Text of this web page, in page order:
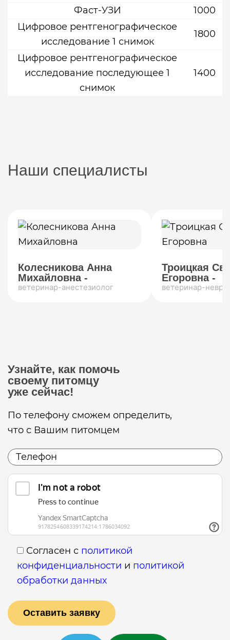
Фаст-УЗИ
1000
Цифровое рентгенографическое
исследование 1 снимок
1800
Цифровое рентгенографическое
исследование последующее 1
снимок
1400
Наши специалисты
Колесникова Анна
Михайловна -
ветеринар-анестезиолог
Троицкая
Егоровна -
ветеринар-
Узнайте, как помочь
своему питомцу
уже сейчас!
По телефону сможем определить,
что с Вашим питомцем
Согласен с политикой
конфиденциальности и политикой
обработки данных